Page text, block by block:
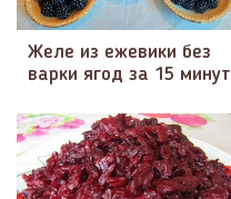
Желе из ежевики без
варки ягод за 15 минут